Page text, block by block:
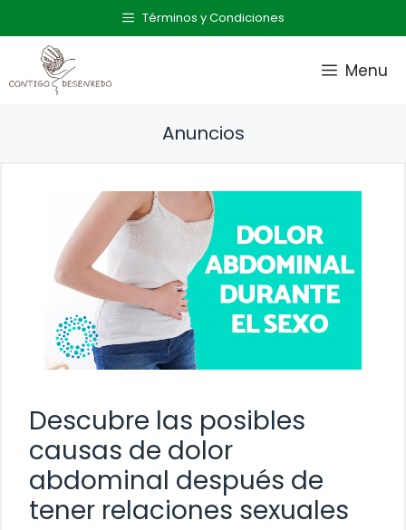
al
contenido
Términos y Condiciones
Menu
Anuncios
Descubre las posibles
causas de dolor
abdominal después de
tener relaciones sexuales